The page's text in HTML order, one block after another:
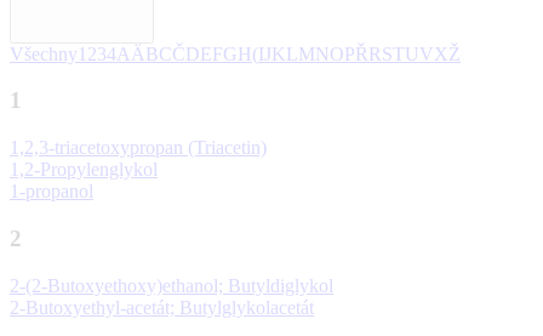
Všechny 1 234A ÄBCČDEFGH(I JKLMNOPŘRSTUVXŽ
1
1,2,3-triacetoxypropan (Triacetin)
1,2-Propylenglykol
1-propanol
2
2-(2-Butoxyethoxy)ethanol; Butyldiglykol
2-Butoxyethyl-acetát; Butylglykolacetát